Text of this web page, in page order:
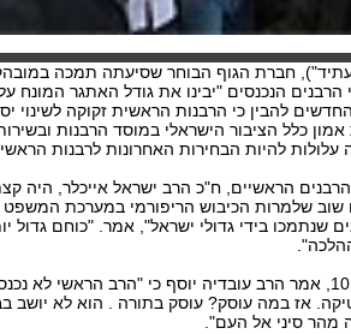
עתיד"), חברת הגוף הבוחר שסיעתה תמכה
הרבנים הנכנסים "יבינו את גודל האתגר המונח
להבין כי הרבנות הראשית זקוקה לשינוי
אמון כלל הציבור הישראלי במוסד הרבנות
עלולות להיות הבחירות האחרונות לרבנות
הראשיים, ח"כ הרב ישראל אייכלר, היה
שוב שלמרות הכיבוש הריפורמי במערכת
שנתמכו בידי גדולי ישראל", אמר. "כוחם גדול
בראיון שהעניק לערוץ 10, אמר הרב עובדיה יוסף כי "הרב הראשי
אז במה עוסק? עוסק בתורה . הוא לא יושב
מהר סיני אל העם".